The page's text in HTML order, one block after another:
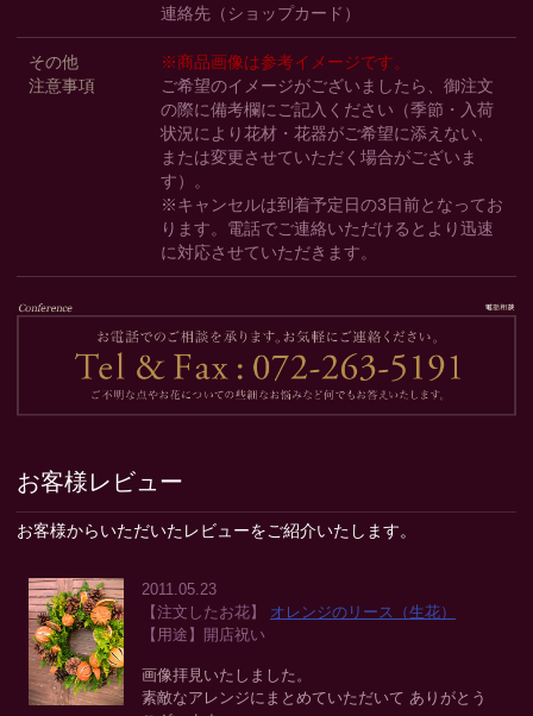
連絡先（ショップカード）
その他
注意事項
※商品画像は参考イメージです。
ご希望のイメージがございましたら、御注文
の際に備考欄にご記入ください（季節・入荷
状況により花材・花器がご希望に添えない、
または変更させていただく場合がございま
す）。
※キャンセルは到着予定日の3日前となってお
ります。電話でご連絡いただけるとより迅速
に対応させていただきます。
お客様レビュー
お客様からいただいたレビューをご紹介いたします。